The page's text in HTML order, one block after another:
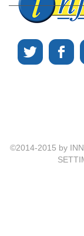
©2014-2015 by